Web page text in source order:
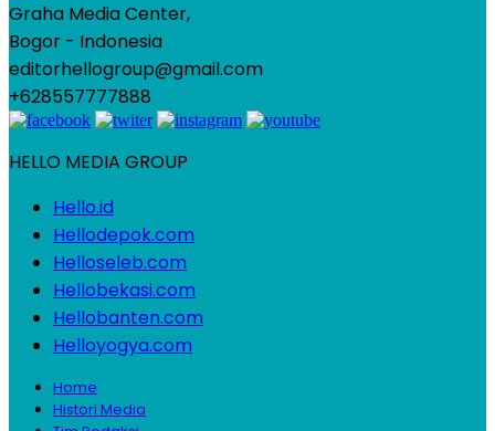
Graha Media Center,
Bogor - Indonesia
editorhellogroup@gmail.com
+628557777888
HELLO MEDIA GROUP
Hello.id
Hellodepok.com
Helloseleb.com
Hellobekasi.com
Hellobanten.com
Helloyogya.com
Home
Histori Media